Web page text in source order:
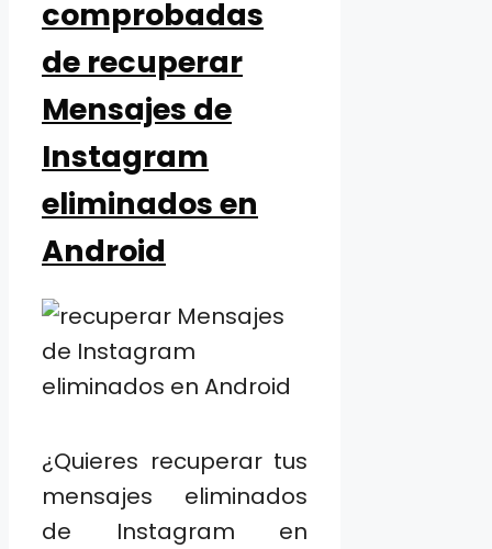
comprobadas
de recuperar
Mensajes de
Instagram
eliminados en
Android
¿Quieres recuperar tus
mensajes eliminados
de Instagram en